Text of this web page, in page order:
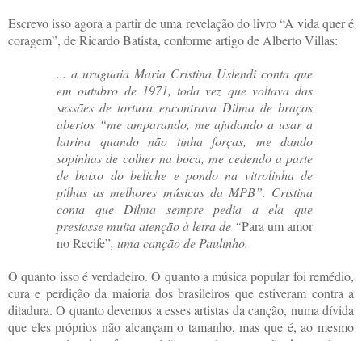
Escrevo isso agora a partir de uma revelação do livro “A vida quer é
coragem”, de Ricardo Batista, conforme artigo de Alberto Villas:
... a uruguaia Maria Cristina Uslendi conta que
em outubro de 1971, toda vez que voltava das
sessões de tortura encontrava Dilma de braços
abertos “me amparando, me ajudando a usar a
latrina quando não tinha forças, me dando
sopinhas de colher na boca, me cedendo a parte
de baixo do beliche e pondo na vitrolinha de
pilhas as melhores músicas da MPB”. Cristina
conta que Dilma sempre pedia a ela que
prestasse muita atenção à letra de “Para um amor
no Recife”, uma canção de Paulinho.
O quanto isso é verdadeiro. O quanto a música popular foi remédio,
cura e perdição da maioria dos brasileiros que estiveram contra a
ditadura. O quanto devemos a esses artistas da canção, numa dívida
que eles próprios não alcançam o tamanho, mas que é, ao mesmo